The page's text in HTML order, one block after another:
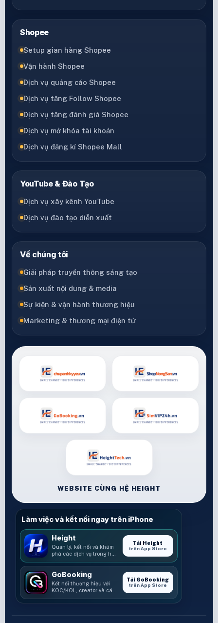
Shopee
Setup gian hàng Shopee
Vận hành Shopee
Dịch vụ quảng cáo Shopee
Dịch vụ tăng Follow Shopee
Dịch vụ tăng đánh giá Shopee
Dịch vụ mở khóa tài khoản
Dịch vụ đăng kí Shopee Mall
YouTube & Đào Tạo
Dịch vụ xây kênh YouTube
Dịch vụ đào tạo diễn xuất
Về chúng tôi
Giải pháp truyền thông sáng tạo
Sản xuất nội dung & media
Sự kiện & vận hành thương hiệu
Marketing & thương mại điện tử
WEBSITE CÙNG HỆ HEIGHT
Làm việc và kết nối ngay trên iPhone
Height
Quản lý, kết nối và khám
phá các dịch vụ trong hệ
Tải Height
trên App Store
GoBooking
Kết nối thương hiệu với
KOC/KOL, creator và các
Tải GoBooking
trên App Store